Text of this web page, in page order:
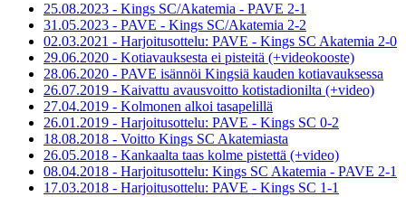
25.08.2023 - Kings SC/Akatemia - PAVE 2-1
31.05.2023 - PAVE - Kings SC/Akatemia 2-2
02.03.2021 - Harjoitusottelu: PAVE - Kings SC Akatemia 2-0
29.06.2020 - Kotiavauksesta ei pisteitä (+videokooste)
28.06.2020 - PAVE isännöi Kingsiä kauden kotiavauksessa
26.07.2019 - Kaivattu avausvoitto kotistadionilta (+video)
27.04.2019 - Kolmonen alkoi tasapelillä
26.01.2019 - Harjoitusottelu: PAVE - Kings SC 0-2
18.08.2018 - Voitto Kings SC Akatemiasta
26.05.2018 - Kankaalta taas kolme pistettä (+video)
08.04.2018 - Harjoitusottelu: Kings SC Akatemia - PAVE 2-1
17.03.2018 - Harjoitusottelu: PAVE - Kings SC 1-1